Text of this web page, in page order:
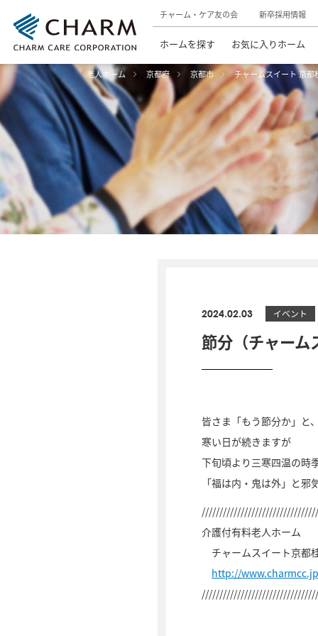
チャーム・ケア友の会 新卒採用情報
ホームを探す お気に入りホーム
老人ホーム 京都府 京都市 チャームスイート 京都
2024.02.03 イベント
節分（チャーム
皆さま「もう節分か」と
寒い日が続きますが
下旬頃より三寒四温の時
「福は内・鬼は外」と
介護付有料老人ホーム
チャームスイート京都
http://